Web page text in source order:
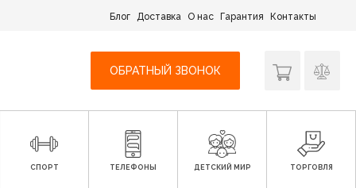
Блог Доставка О нас Гарантия Контакты
ОБРАТНЫЙ ЗВОНОК
СПОРТ ТЕЛЕФОНЫ ДЕТСКИЙ МИР ТОРГОВЛЯ